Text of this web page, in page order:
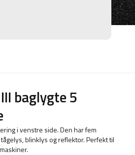
baglygte 5
i venstre side. Den har fem
blinklys og reflektor. Perfekt til